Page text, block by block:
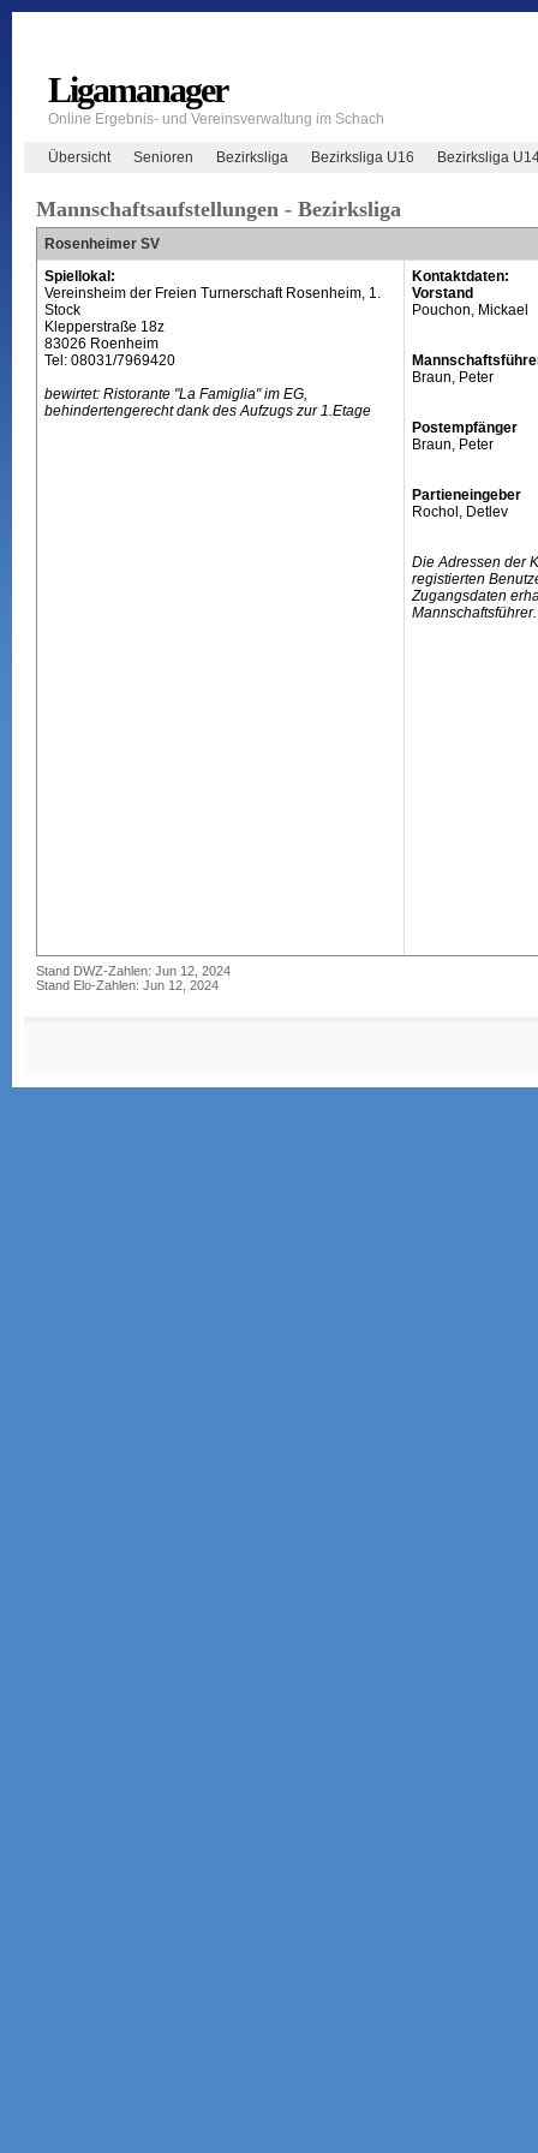
Ligamanager
Online Ergebnis- und Vereinsverwaltung im Schach
Übersicht Senioren Bezirksliga Bezirksliga U16 Bezirksliga
Mannschaftsaufstellungen - Bezirksliga
Rosenheimer SV
Spiellokal:
Vereinsheim der Freien Turnerschaft Rosenheim, 1.
Stock
Klepperstraße 18z
83026 Roenheim
Tel: 08031/7969420
bewirtet: Ristorante "La Famiglia" im EG,
behindertengerecht dank des Aufzugs zur 1.Etage
Kontaktdaten:
Vorstand
Pouchon, Mickael
Braun, Peter
Postempfänger
Braun, Peter
Partieneingeber
Rochol, Detlev
Die Adressen der
registierten
Zugangsdaten
Mannschaftsführer.
Stand DWZ-Zahlen: Jun 12, 2024
Stand Elo-Zahlen: Jun 12, 2024